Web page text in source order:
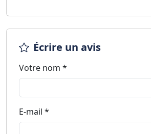
Écrire un avis
Votre nom *
E-mail *